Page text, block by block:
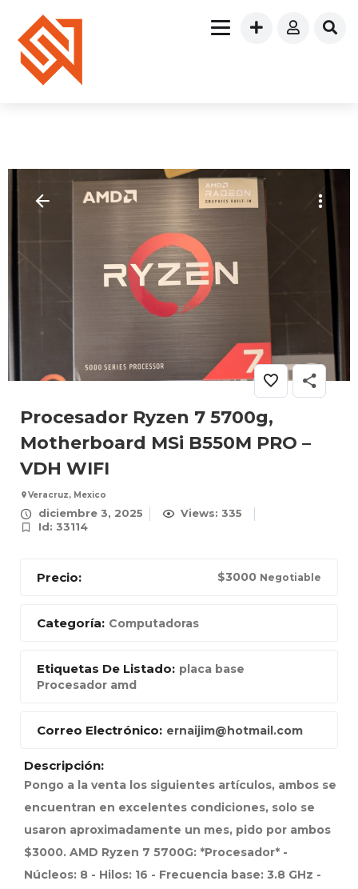
Procesador Ryzen 7 5700g,
Motherboard MSi B550M PRO –
VDH WIFI
Veracruz, Mexico
diciembre 3, 2025
Views: 335
Id: 33114
Precio: $3000 Negotiable
Categoría: Computadoras
Etiquetas De Listado: placa base
Procesador amd
Correo Electrónico: ernaijim@hotmail.com
Descripción:
Pongo a la venta los siguientes artículos, ambos se
encuentran en excelentes condiciones, solo se
usaron aproximadamente un mes, pido por ambos
$3000. AMD Ryzen 7 5700G: *Procesador* -
Núcleos: 8 - Hilos: 16 - Frecuencia base: 3.8 GHz -